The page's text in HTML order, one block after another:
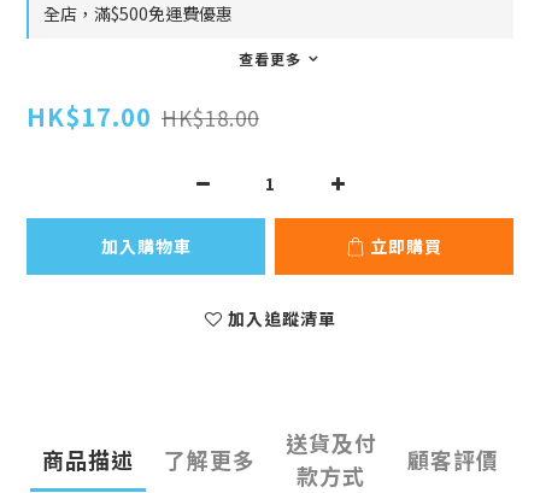
全店，滿$500免運費優惠
查看更多
HK$17.00 HK$18.00
加入購物車 立即購買
加入追蹤清單
商品描述 了解更多
送貨及付
款方式
顧客評價